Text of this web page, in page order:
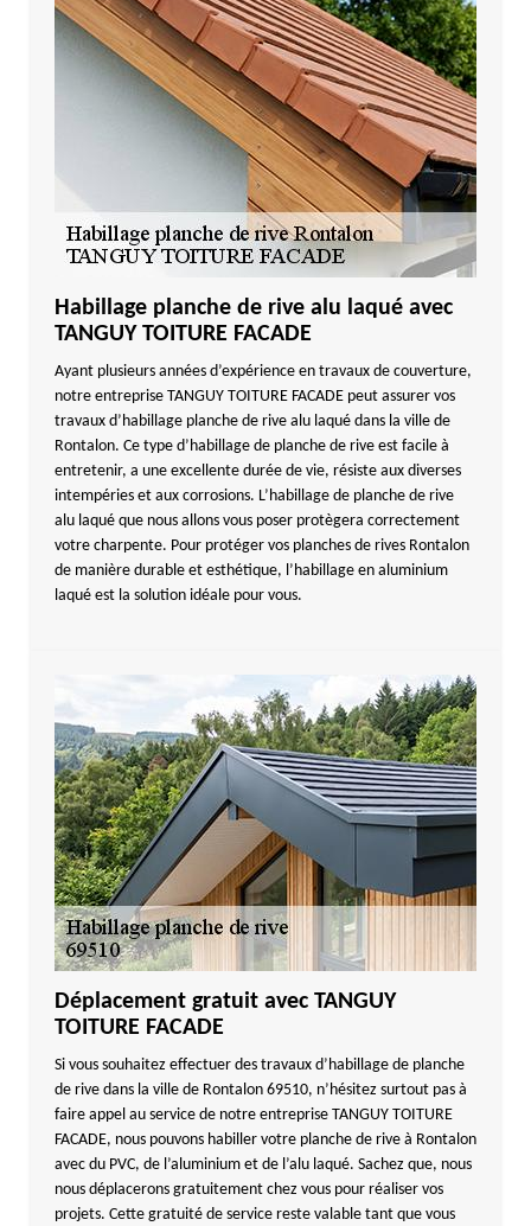
Habillage planche de rive alu laqué avec
TANGUY TOITURE FACADE
Ayant plusieurs années d’expérience en travaux de couverture,
notre entreprise TANGUY TOITURE FACADE peut assurer vos
travaux d’habillage planche de rive alu laqué dans la ville de
Rontalon. Ce type d’habillage de planche de rive est facile à
entretenir, a une excellente durée de vie, résiste aux diverses
intempéries et aux corrosions. L’habillage de planche de rive
alu laqué que nous allons vous poser protègera correctement
votre charpente. Pour protéger vos planches de rives Rontalon
de manière durable et esthétique, l’habillage en aluminium
laqué est la solution idéale pour vous.
Déplacement gratuit avec TANGUY
TOITURE FACADE
Si vous souhaitez effectuer des travaux d’habillage de planche
de rive dans la ville de Rontalon 69510, n’hésitez surtout pas à
faire appel au service de notre entreprise TANGUY TOITURE
FACADE, nous pouvons habiller votre planche de rive à Rontalon
avec du PVC, de l’aluminium et de l’alu laqué. Sachez que, nous
nous déplacerons gratuitement chez vous pour réaliser vos
projets. Cette gratuité de service reste valable tant que vous